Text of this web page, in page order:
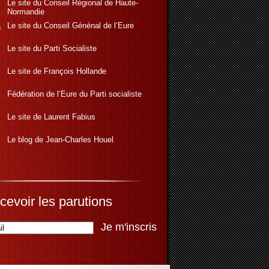
Le site du Conseil Régional de Haute-
Normandie
Le site du Conseil Génénal de l‘Eure
Le site du Parti Socialiste
Le site de François Hollande
Fédération de l’Eure du Parti socialiste
Le site de Laurent Fabius
Le blog de Jean-Charles Houel
les parutions